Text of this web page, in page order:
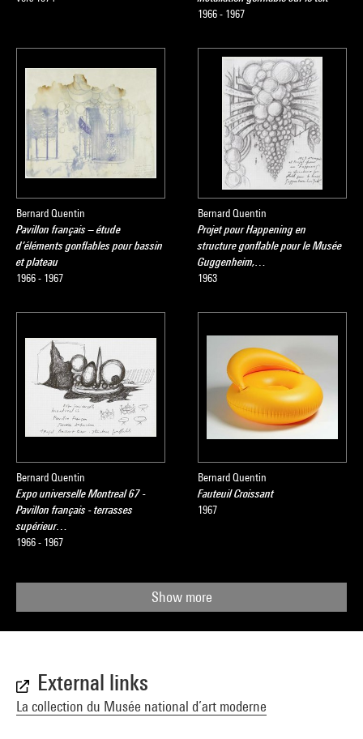
1966 - 1967
Bernard Quentin
Pavillon français – étude
d’éléments gonflables pour bassin
et plateau
1966 - 1967
Bernard Quentin
Projet pour Happening en
structure gonflable pour le Musée
Guggenheim,…
1963
Bernard Quentin
Expo universelle Montreal 67 -
Pavillon français - terrasses
supérieur…
1966 - 1967
Bernard Quentin
Fauteuil Croissant
1967
Show more
External links
La collection du Musée national d’art moderne